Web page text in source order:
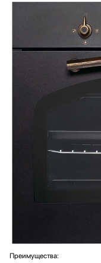
Преимущества: